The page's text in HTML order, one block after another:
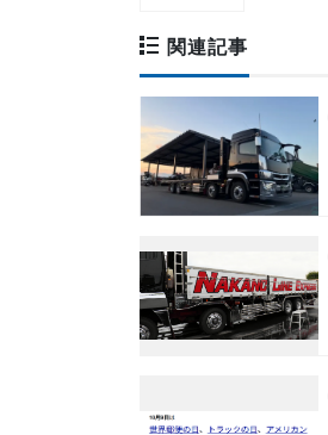
関連記事